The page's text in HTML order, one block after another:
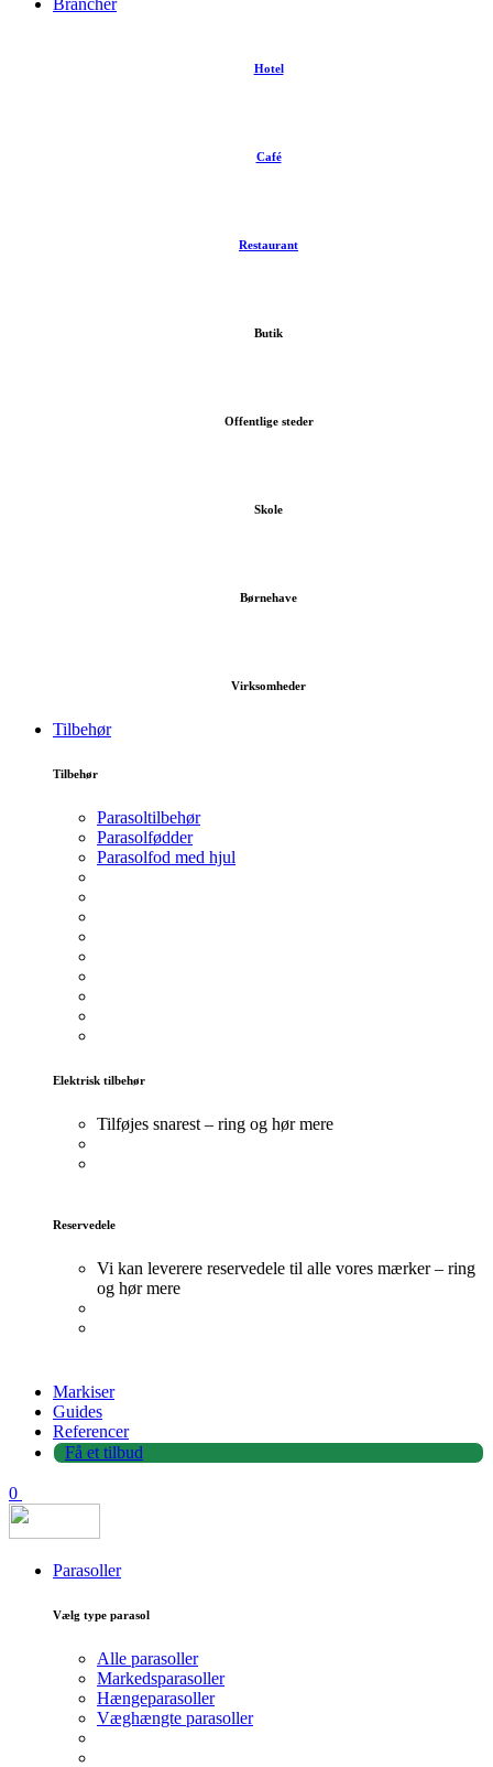
Brancher
Hotel
Café
Restaurant
Butik
Offentlige steder
Skole
Børnehave
Virksomheder
Tilbehør
Tilbehør
Parasoltilbehør
Parasolfødder
Parasolfod med hjul
Elektrisk tilbehør
Tilføjes snarest – ring og hør mere
Reservedele
Vi kan leverere reservedele til alle vores mærker – ring
og hør mere
Markiser
Guides
Referencer
Få et tilbud
0
Parasoller
Vælg type parasol
Alle parasoller
Markedsparasoller
Hængeparasoller
Væghængte parasoller